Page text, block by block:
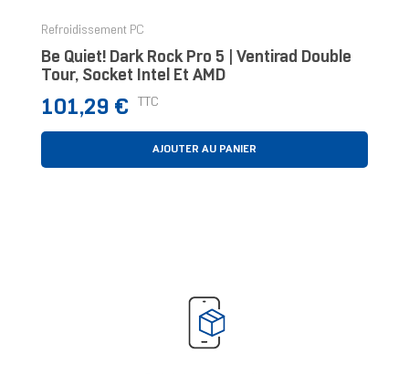
Refroidissement PC
Be Quiet! Dark Rock Pro 5 | Ventirad Double
Tour, Socket Intel Et AMD
Prix
101,29 € TTC
AJOUTER AU PANIER